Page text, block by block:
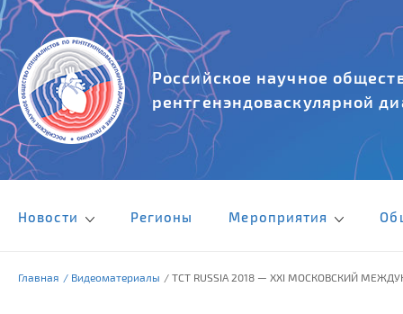
Российское научное
рентгенэндоваскулярной
Новости Регионы Мероприятия
Главная / Видеоматериалы / TCT RUSSIA 2018 — XXI МОСКОВСКИЙ